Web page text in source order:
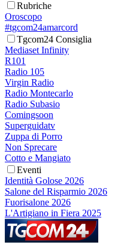
Rubriche
Oroscopo
#tgcom24amarcord
Tgcom24 Consiglia
Mediaset Infinity
R101
Radio 105
Virgin Radio
Radio Montecarlo
Radio Subasio
Comingsoon
Superguidatv
Zuppa di Porro
Non Sprecare
Cotto e Mangiato
Eventi
Identità Golose 2026
Salone del Risparmio 2026
Fuorisalone 2026
L'Artigiano in Fiera 2025